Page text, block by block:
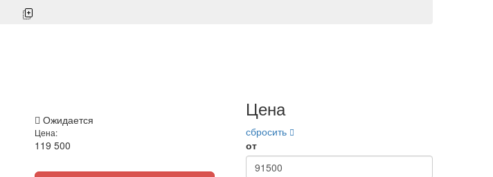
Ожидается
Цена:
119 500
Цена
сбросить
от